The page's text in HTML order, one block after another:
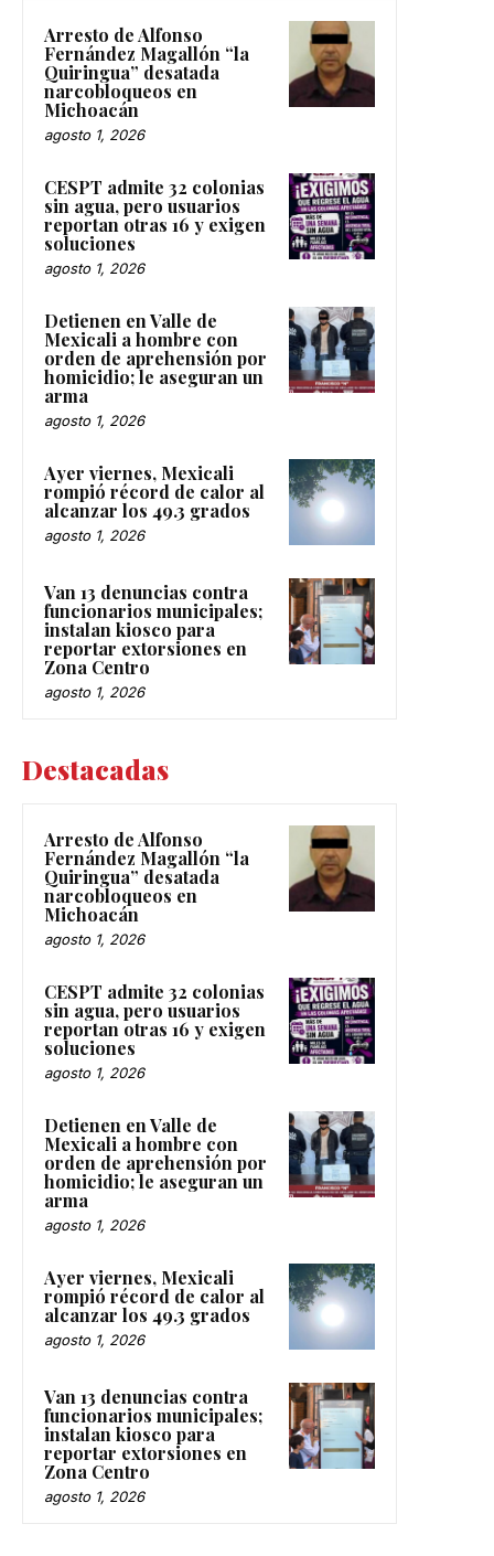
Arresto de Alfonso
Fernández Magallón “la
Quiringua” desatada
narcobloqueos en
Michoacán
agosto 1, 2026
CESPT admite 32 colonias
sin agua, pero usuarios
reportan otras 16 y exigen
soluciones
agosto 1, 2026
Detienen en Valle de
Mexicali a hombre con
orden de aprehensión por
homicidio; le aseguran un
arma
agosto 1, 2026
Ayer viernes, Mexicali
rompió récord de calor al
alcanzar los 49.3 grados
agosto 1, 2026
Van 13 denuncias contra
funcionarios municipales;
instalan kiosco para
reportar extorsiones en
Zona Centro
agosto 1, 2026
Destacadas
Arresto de Alfonso
Fernández Magallón “la
Quiringua” desatada
narcobloqueos en
Michoacán
agosto 1, 2026
CESPT admite 32 colonias
sin agua, pero usuarios
reportan otras 16 y exigen
soluciones
agosto 1, 2026
Detienen en Valle de
Mexicali a hombre con
orden de aprehensión por
homicidio; le aseguran un
arma
agosto 1, 2026
Ayer viernes, Mexicali
rompió récord de calor al
alcanzar los 49.3 grados
agosto 1, 2026
Van 13 denuncias contra
funcionarios municipales;
instalan kiosco para
reportar extorsiones en
Zona Centro
agosto 1, 2026